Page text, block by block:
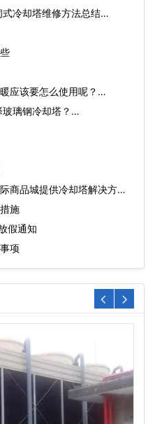
式冷却塔维修方法总结…
应该要怎么使用呢？…
玻璃钢冷却塔？…
商品城提供冷却塔解决方
施
假通知
项